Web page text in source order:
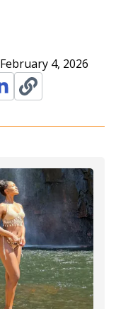
February 4, 2026